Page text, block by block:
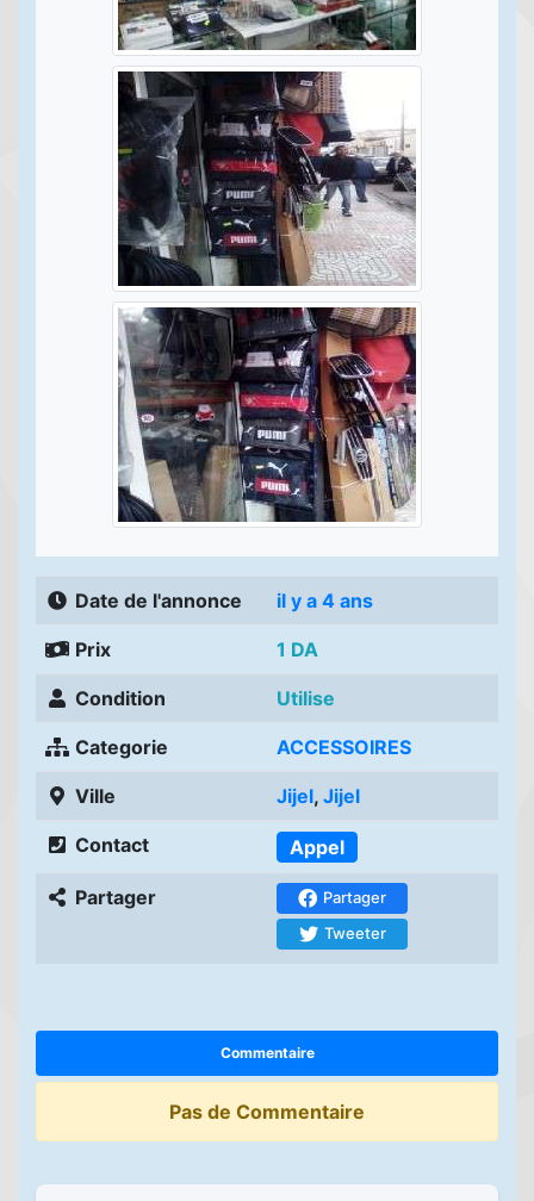
Date de l'annonce il y a 4 ans
Prix 1 DA
Condition Utilise
Categorie ACCESSOIRES
Ville Jijel, Jijel
Contact Appel
Partager
Partager
Tweeter
Commentaire
Pas de Commentaire